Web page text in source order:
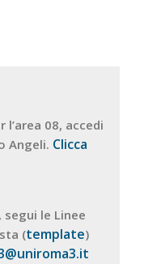
l’area 08, accedi
Angeli. Clicca
segui le Linee
(template)